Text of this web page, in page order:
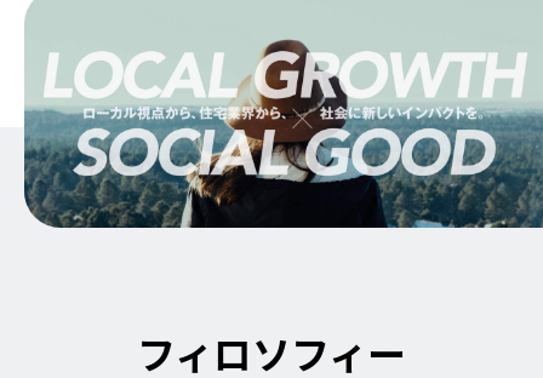
フィロソフィー